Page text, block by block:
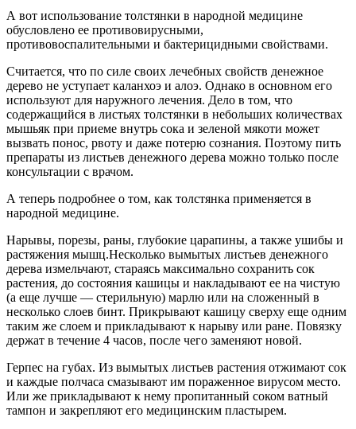
А вот использование толстянки в народной медицине
обусловлено ее противовирусными,
противовоспалительными и бактерицидными свойствами.
Считается, что по силе своих лечебных свойств денежное
дерево не уступает каланхоэ и алоэ. Однако в основном его
используют для наружного лечения. Дело в том, что
содержащийся в листьях толстянки в небольших количествах
мышьяк при приеме внутрь сока и зеленой мякоти может
вызвать понос, рвоту и даже потерю сознания. Поэтому пить
препараты из листьев денежного дерева можно только после
консультации с врачом.
А теперь подробнее о том, как толстянка применяется в
народной медицине.
Нарывы, порезы, раны, глубокие царапины, а также ушибы и
растяжения мышц.Несколько вымытых листьев денежного
дерева измельчают, стараясь максимально сохранить сок
растения, до состояния кашицы и накладывают ее на чистую
(а еще лучше — стерильную) марлю или на сложенный в
несколько слоев бинт. Прикрывают кашицу сверху еще одним
таким же слоем и прикладывают к нарыву или ране. Повязку
держат в течение 4 часов, после чего заменяют новой.
Герпес на губах. Из вымытых листьев растения отжимают сок
и каждые полчаса смазывают им пораженное вирусом место.
Или же прикладывают к нему пропитанный соком ватный
тампон и закрепляют его медицинским пластырем.